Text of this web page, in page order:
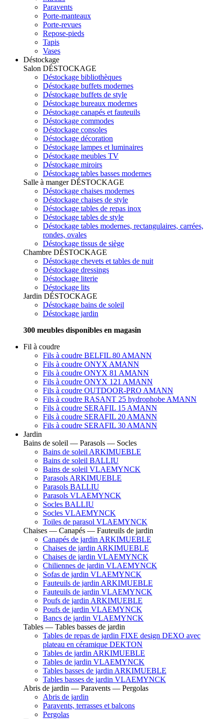
Paravents
Porte-manteaux
Porte-revues
Repose-pieds
Tapis
Vases
Déstockage
Salon DÉSTOCKAGE
Déstockage bibliothèques
Déstockage buffets modernes
Déstockage buffets de style
Déstockage bureaux modernes
Déstockage canapés et fauteuils
Déstockage commodes
Déstockage consoles
Déstockage décoration
Déstockage lampes et luminaires
Déstockage meubles TV
Déstockage miroirs
Déstockage tables basses modernes
Salle à mangerDÉSTOCKAGE
Déstockage chaises modernes
Déstockage chaises de style
Déstockage tables de repas inox
Déstockage tables de style
Déstockage tables modernes, rectangulaires, carrées,
rondes, ovales
Déstockage tissus de siège
Chambre DÉSTOCKAGE
Déstockage chevets et tables de nuit
Déstockage dressings
Déstockage literie
Déstockage lits
Jardin DÉSTOCKAGE
Déstockage bains de soleil
Déstockage jardin
300 meubles disponibles en magasin
Fil à coudre
Fils à coudre BELFIL 80 AMANN
Fils à coudre ONYX AMANN
Fils à coudre ONYX 81 AMANN
Fils à coudre ONYX 121 AMANN
Fils à coudre OUTDOOR-PRO AMANN
Fils à coudre RASANT 25 hydrophobe AMANN
Fils à coudre SERAFIL 15 AMANN
Fils à coudre SERAFIL 20 AMANN
Fils à coudre SERAFIL 30 AMANN
Jardin
Bains de soleil — Parasols — Socles
Bains de soleil ARKIMUEBLE
Bains de soleil BALLIU
Bains de soleil VLAEMYNCK
Parasols ARKIMUEBLE
Parasols BALLIU
Parasols VLAEMYNCK
Socles BALLIU
Socles VLAEMYNCK
Toiles de parasol VLAEMYNCK
Chaises — Canapés — Fauteuils de jardin
Canapés de jardin ARKIMUEBLE
Chaises de jardin ARKIMUEBLE
Chaises de jardin VLAEMYNCK
Chiliennes de jardin VLAEMYNCK
Sofas de jardin VLAEMYNCK
Fauteuils de jardin ARKIMUEBLE
Fauteuils de jardin VLAEMYNCK
Poufs de jardin ARKIMUEBLE
Poufs de jardin VLAEMYNCK
Bancs de jardin VLAEMYNCK
Tables — Tables basses de jardin
Tables de repas de jardin FIXE design DEXO avec
plateau en céramique DEKTON
Tables de jardin ARKIMUEBLE
Tables de jardin VLAEMYNCK
Tables basses de jardin ARKIMUEBLE
Tables basses de jardin VLAEMYNCK
Abris de jardin — Paravents — Pergolas
Abris de jardin
Paravents, terrasses et balcons
Pergolas